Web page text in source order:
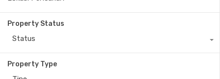
Property Status
Status
Property Type